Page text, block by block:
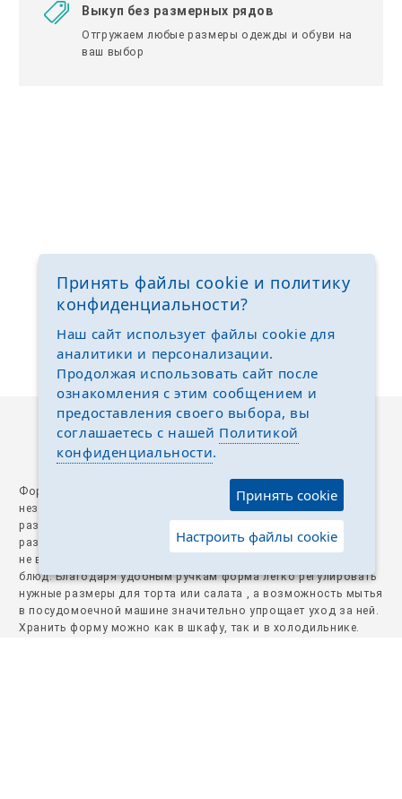
Выкуп без размерных рядов
Отгружаем любые размеры одежды и обуви на
ваш выбор
Описание Отзывы Задать вопрос
Форма для выпечки из нержавеющей стали — это
незаменимый помощник на любой кухне. Ее регулируемый
размер позволяет выпекать изделия различной формы и
размера, от кексов до пирогов. Прочная нержавеющая сталь
не впитывает запахи, что гарантирует чистоту вкуса ваших
блюд. Благодаря удобным ручкам форма легко регулировать
нужные размеры для торта или салата , а возможность мытья
в посудомоечной машине значительно упрощает уход за ней.
Хранить форму можно как в шкафу, так и в холодильнике.
Принять файлы cookie и политику
конфиденциальности?
Наш сайт использует файлы cookie для
аналитики и персонализации.
Продолжая использовать сайт после
ознакомления с этим сообщением и
предоставления своего выбора, вы
соглашаетесь с нашей Политикой
конфиденциальности.
Принять cookie
Настроить файлы cookie